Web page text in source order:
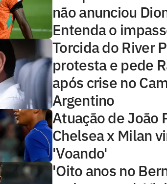
não anunciou
Entenda o
Torcida do River
protesta e pede
após crise no
Argentino
Atuação de João
Chelsea x Milan
'Voando'
'Oito anos no